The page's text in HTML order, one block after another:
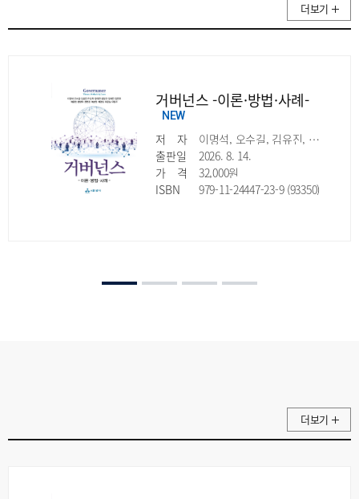
더보기
거버넌스 -이론·방법·사례-
NEW
저 자
이명석, 오수길, 김유진, 허성욱, 황태연, 유정모, 양세진, 강은주, 채종헌, 한창묵, 민연경, 이상엽, 여정원, 유은실, 유동주
출판일
2026. 8. 14.
가
격
32,000원
ISBN
979-11-24447-23-9 (93350)
더보기